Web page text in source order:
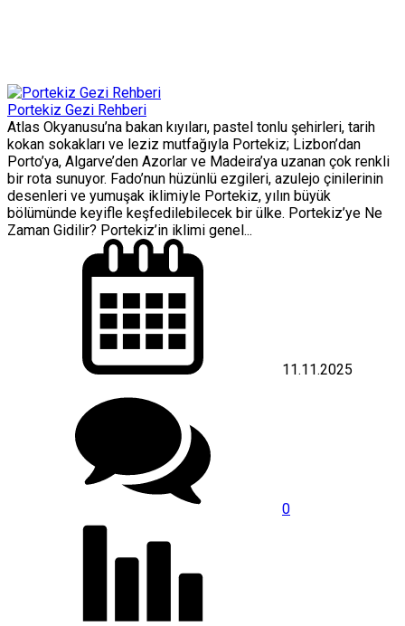
Portekiz Gezi Rehberi
Atlas Okyanusu’na bakan kıyıları, pastel tonlu şehirleri, tarih
kokan sokakları ve leziz mutfağıyla Portekiz; Lizbon’dan
Porto’ya, Algarve’den Azorlar ve Madeira’ya uzanan çok renkli
bir rota sunuyor. Fado’nun hüzünlü ezgileri, azulejo çinilerinin
desenleri ve yumuşak iklimiyle Portekiz, yılın büyük
bölümünde keyifle keşfedilebilecek bir ülke. Portekiz’ye Ne
Zaman Gidilir? Portekiz’in iklimi genel...
11.11.2025
0